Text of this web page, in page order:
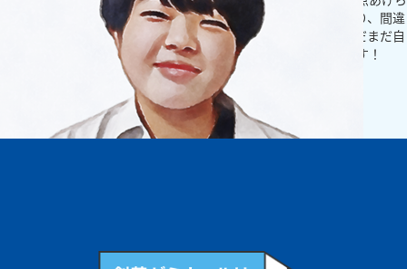
れました。塾の先生がわからないところをすぐに教えてくれたり、間違
えた問題を一緒に直してくれる力になってくれる場所です。まだまだ自
分の目標を高めたいのでテストの点数が上がるように頑張ります！
一人ひとりに合った教え方をしてくれます！
話しやすい先生がたくさんいる個別指導の塾なので、困ったときに何で
いるので頑張ろうと思えます！